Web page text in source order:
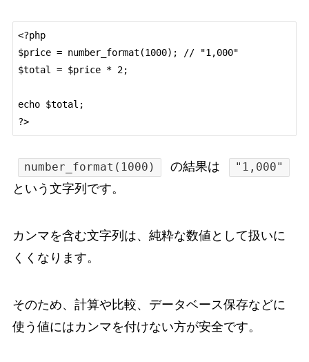
<?php
$price = number_format(1000); // "1,000"
$total = $price * 2;
echo $total;
?>
number_format(1000) の結果は "1,000"
という文字列です。
カンマを含む文字列は、純粋な数値として扱いに
くくなります。
そのため、計算や比較、データベース保存などに
使う値にはカンマを付けない方が安全です。